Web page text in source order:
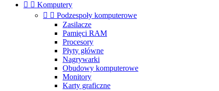
  Komputery
  Podzespoły komputerowe
Zasilacze
Pamięci RAM
Procesory
Płyty główne
Nagrywarki
Obudowy komputerowe
Monitory
Karty graficzne